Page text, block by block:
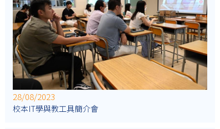
28/08/2023
校本IT學與教工具簡介會